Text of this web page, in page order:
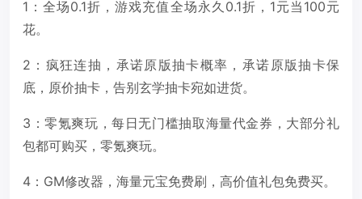
1：全场0.1折，游戏充值全场永久0.1折，1元当100元
花。
2：疯狂连抽，承诺原版抽卡概率，承诺原版抽卡保
底，原价抽卡，告别玄学抽卡宛如进货。
3：零氪爽玩，每日无门槛抽取海量代金券，大部分礼
包都可购买，零氪爽玩。
4：GM修改器，海量元宝免费刷，高价值礼包免费买。